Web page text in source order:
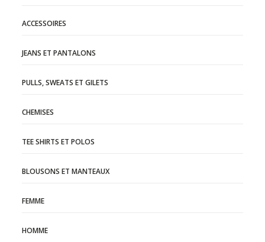
ACCESSOIRES
JEANS ET PANTALONS
PULLS, SWEATS ET GILETS
CHEMISES
TEE SHIRTS ET POLOS
BLOUSONS ET MANTEAUX
FEMME
HOMME